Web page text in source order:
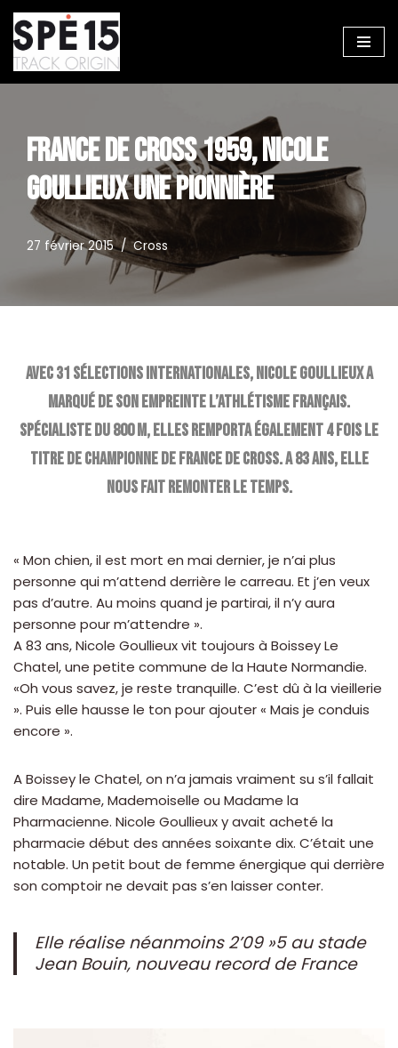
Aller
au
FRANCE DE CROSS 1959, NICOLE
GOULLIEUX UNE PIONNIÈRE
27 février 2015 Cross
Avec 31 sélections internationales, Nicole Goullieux a
marqué de son empreinte l’athlétisme français.
Spécialiste du 800 m, elles remporta également 4 fois le
titre de championne de France de cross. A 83 ans, elle
nous fait remonter le temps.
« Mon chien, il est mort en mai dernier, je n’ai plus
personne qui m’attend derrière le carreau. Et j’en veux
pas d’autre. Au moins quand je partirai, il n’y aura
personne pour m’attendre ».
A 83 ans, Nicole Goullieux vit toujours à Boissey Le
Chatel, une petite commune de la Haute Normandie.
«Oh vous savez, je reste tranquille. C’est dû à la vieillerie
». Puis elle hausse le ton pour ajouter « Mais je conduis
encore ».
A Boissey le Chatel, on n’a jamais vraiment su s’il fallait
dire Madame, Mademoiselle ou Madame la
Pharmacienne. Nicole Goullieux y avait acheté la
pharmacie début des années soixante dix. C’était une
notable. Un petit bout de femme énergique qui derrière
son comptoir ne devait pas s’en laisser conter.
Elle réalise néanmoins 2’09 »5 au stade
Jean Bouin, nouveau record de France